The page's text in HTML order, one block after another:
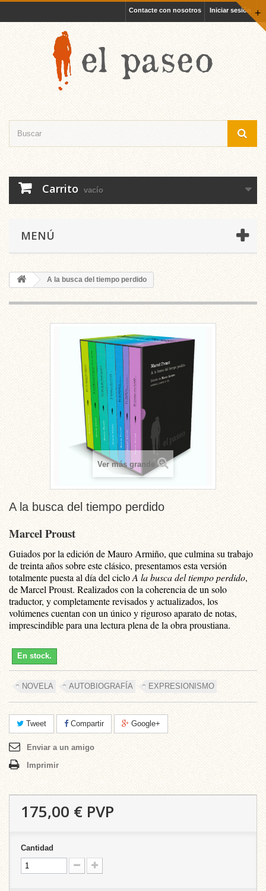
+
Iniciar sesión
Contacte con nosotros
Carrito vacío
MENÚ
A la busca del tiempo perdido
Ver más grande
A la busca del tiempo perdido
Marcel Proust
Guiados por la edición de Mauro Armiño, que culmina su trabajo
de treinta años sobre este clásico, presentamos esta versión
totalmente puesta al día del cicloA la busca del tiempo perdido,
de Marcel Proust. Realizados con la coherencia de un solo
traductor, y completamente revisados y actualizados, los
volúmenes cuentan con un único y riguroso aparato de notas,
imprescindible para una lectura plena de la obra proustiana.
En stock.
NOVELA AUTOBIOGRAFÍA EXPRESIONISMO
Tweet Compartir Google+
Enviar a un amigo
Imprimir
175,00 € PVP
Cantidad